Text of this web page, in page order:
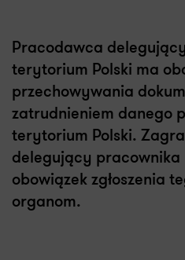
Pracodawca
terytorium Polski ma
przechowywania
zatrudnieniem danego
terytorium Polski.
delegujący pracownika
obowiązek zgłoszenia
organom.